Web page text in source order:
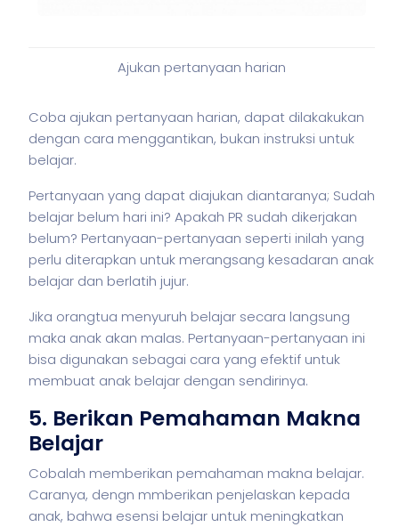
Ajukan pertanyaan harian
Coba ajukan pertanyaan harian, dapat dilakakukan
dengan cara menggantikan, bukan instruksi untuk
belajar.
Pertanyaan yang dapat diajukan diantaranya; Sudah
belajar belum hari ini? Apakah PR sudah dikerjakan
belum? Pertanyaan-pertanyaan seperti inilah yang
perlu diterapkan untuk merangsang kesadaran anak
belajar dan berlatih jujur.
Jika orangtua menyuruh belajar secara langsung
maka anak akan malas. Pertanyaan-pertanyaan ini
bisa digunakan sebagai cara yang efektif untuk
membuat anak belajar dengan sendirinya.
5. Berikan Pemahaman Makna
Belajar
Cobalah memberikan pemahaman makna belajar.
Caranya, dengn mmberikan penjelaskan kepada
anak, bahwa esensi belajar untuk meningkatkan